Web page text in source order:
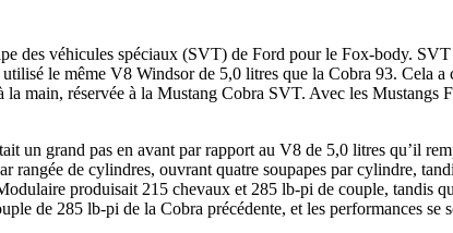
des véhicules spéciaux (SVT) de Ford pour le Fox-body.
le même V8 Windsor de 5,0 litres que la Cobra 93. Cela
main, réservée à la Mustang Cobra SVT. Avec les Mustangs
un grand pas en avant par rapport au V8 de 5,0 litres qu’il
rangée de cylindres, ouvrant quatre soupapes par cylindre,
produisait 215 chevaux et 285 lb-pi de couple, tandis
de 285 lb-pi de la Cobra précédente, et les performances se